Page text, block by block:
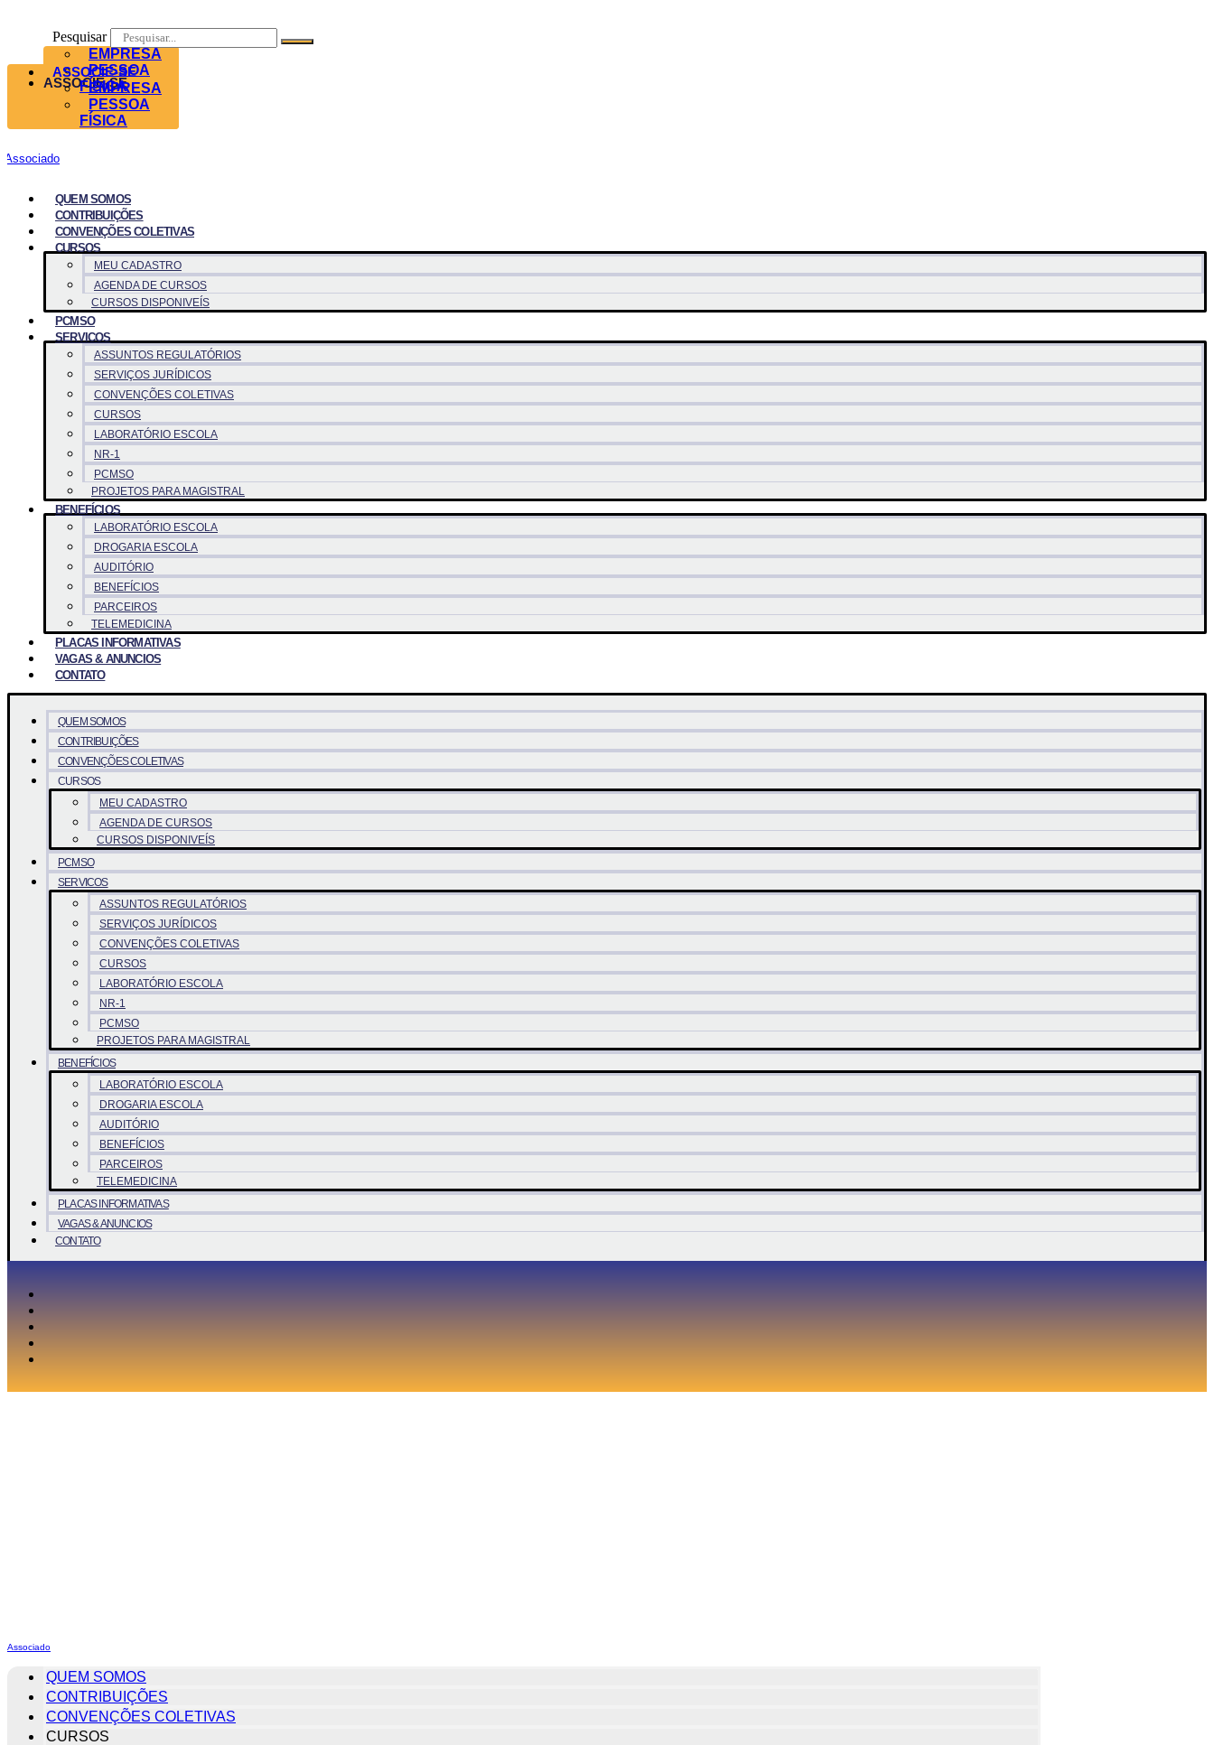
Pesquisar
ASSOCIE-SE
EMPRESA
PESSOA
FÍSICA
ASSOCIE-SE
EMPRESA
PESSOA
FÍSICA
Associado
QUEM SOMOS
CONTRIBUIÇÕES
CONVENÇÕES COLETIVAS
CURSOS
MEU CADASTRO
AGENDA DE CURSOS
CURSOS DISPONIVEÍS
PCMSO
SERVICOS
ASSUNTOS REGULATÓRIOS
SERVIÇOS JURÍDICOS
CONVENÇÕES COLETIVAS
CURSOS
LABORATÓRIO ESCOLA
NR-1
PCMSO
PROJETOS PARA MAGISTRAL
BENEFÍCIOS
LABORATÓRIO ESCOLA
DROGARIA ESCOLA
AUDITÓRIO
BENEFÍCIOS
PARCEIROS
TELEMEDICINA
PLACAS INFORMATIVAS
VAGAS & ANUNCIOS
CONTATO
QUEM SOMOS
CONTRIBUIÇÕES
CONVENÇÕES COLETIVAS
CURSOS
MEU CADASTRO
AGENDA DE CURSOS
CURSOS DISPONIVEÍS
PCMSO
SERVICOS
ASSUNTOS REGULATÓRIOS
SERVIÇOS JURÍDICOS
CONVENÇÕES COLETIVAS
CURSOS
LABORATÓRIO ESCOLA
NR-1
PCMSO
PROJETOS PARA MAGISTRAL
BENEFÍCIOS
LABORATÓRIO ESCOLA
DROGARIA ESCOLA
AUDITÓRIO
BENEFÍCIOS
PARCEIROS
TELEMEDICINA
PLACAS INFORMATIVAS
VAGAS & ANUNCIOS
CONTATO
Associado
QUEM SOMOS
CONTRIBUIÇÕES
CONVENÇÕES COLETIVAS
CURSOS